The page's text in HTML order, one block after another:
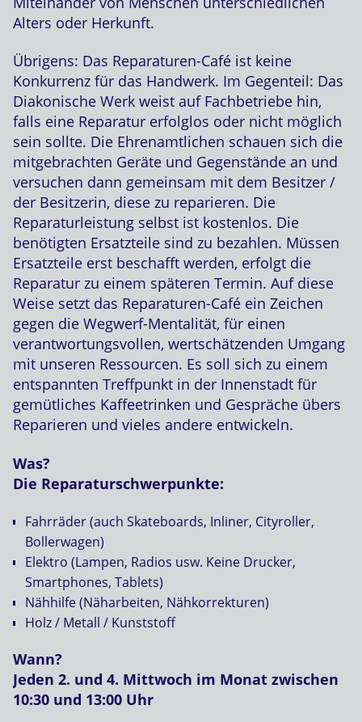
Alters oder Herkunft.
Übrigens: Das Reparaturen-Café ist keine
Konkurrenz für das Handwerk. Im Gegenteil: Das
Diakonische Werk weist auf Fachbetriebe hin,
falls eine Reparatur erfolglos oder nicht möglich
sein sollte. Die Ehrenamtlichen schauen sich die
mitgebrachten Geräte und Gegenstände an und
versuchen dann gemeinsam mit dem Besitzer /
der Besitzerin, diese zu reparieren. Die
Reparaturleistung selbst ist kostenlos. Die
benötigten Ersatzteile sind zu bezahlen. Müssen
Ersatzteile erst beschafft werden, erfolgt die
Reparatur zu einem späteren Termin. Auf diese
Weise setzt das Reparaturen-Café ein Zeichen
gegen die Wegwerf-Mentalität, für einen
verantwortungsvollen, wertschätzenden Umgang
mit unseren Ressourcen. Es soll sich zu einem
entspannten Treffpunkt in der Innenstadt für
gemütliches Kaffeetrinken und Gespräche übers
Reparieren und vieles andere entwickeln.
Was?
Die Reparaturschwerpunkte:
Fahrräder (auch Skateboards, Inliner, Cityroller,
Bollerwagen)
Elektro (Lampen, Radios usw. Keine Drucker,
Smartphones, Tablets)
Nähhilfe (Näharbeiten, Nähkorrekturen)
Holz / Metall / Kunststoff
Wann?
Jeden 2. und 4. Mittwoch im Monat zwischen
10:30 und 13:00 Uhr